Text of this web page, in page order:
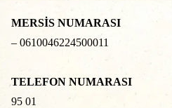
MERSİS
– 0610046224500011
TELEFON
95 01